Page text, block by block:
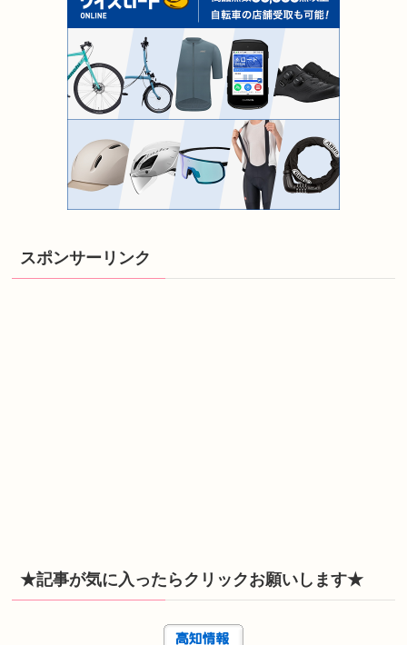
スポンサーリンク
★記事が気に入ったらクリックお願いします★